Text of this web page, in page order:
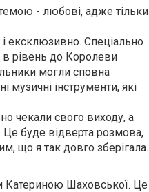
темою - любові, адже тільки
ексклюзивно. Спеціально
в рівень до Королеви
могли сповна
інструменти, які
чекали свого виходу, а
Це буде відверта розмова,
що я так довго зберігала.
Катериною Шаховської. Це